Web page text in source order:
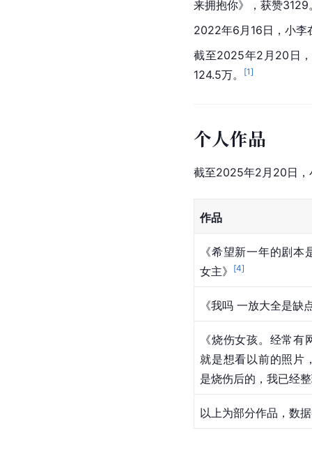
来拥抱你》，获赞3129
2022年6月16日，小李
截至2025年2月20日
124.5万。
[1]
个人作品
截至2025年2月20日，
作品
《希望新一年的剧
女主》
[4]
《我吗 一放大全是缺
《烧伤女孩。经常
就是想看以前的照片
是烧伤后的，我已经
以上为部分作品，数